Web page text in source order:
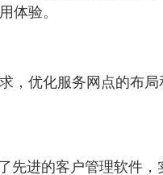
体验。
，优化服务网点的布
先进的客户管理软件